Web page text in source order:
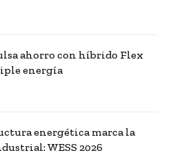
ahorro con híbrido Flex
energía
energética marca la
WESS 2026